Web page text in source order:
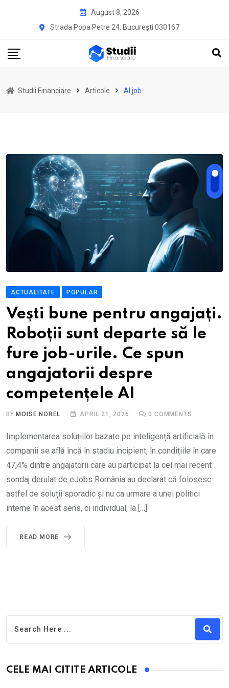
August 8, 2026
Strada Popa Petre 24, București 030167
Studii Financiare Articole AI job
ACTUALITATE POPULAR
Vești bune pentru angajați.
Roboții sunt departe să le
fure job-urile. Ce spun
angajatorii despre
competențele AI
BY MOISE NOREL APRIL 21, 2026 0 COMMENTS
Implementarea soluțiilor bazate pe inteligență artificială în
companii se află încă în stadiu incipient, în condițiile în care
47,4% dintre angajatorii care au participat la cel mai recent
sondaj derulat de eJobs România au declarat că folosesc
astfel de soluții sporadic și nu ca urmare a unei politici
interne în acest sens, ci individual, la […]
READ MORE
CELE MAI CITITE ARTICOLE